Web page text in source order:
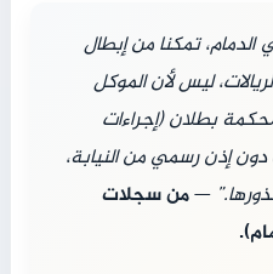
تمكنا من إبطال
ليس لأن الموكل
بطلان (إجراءات
إذن رسمي من النيابة،
—من سجلات